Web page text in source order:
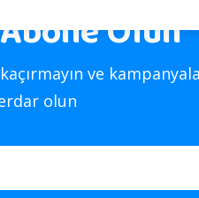
Olun
ve
olun